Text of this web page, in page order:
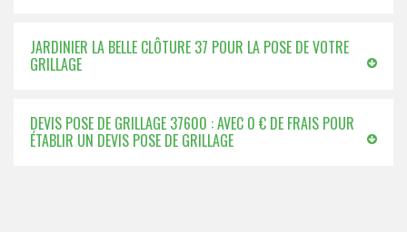
JARDINIER LA BELLE CLÔTURE 37 POUR LA POSE DE VOTRE
GRILLAGE
DEVIS POSE DE GRILLAGE 37600 : AVEC 0 € DE FRAIS POUR
ÉTABLIR UN DEVIS POSE DE GRILLAGE